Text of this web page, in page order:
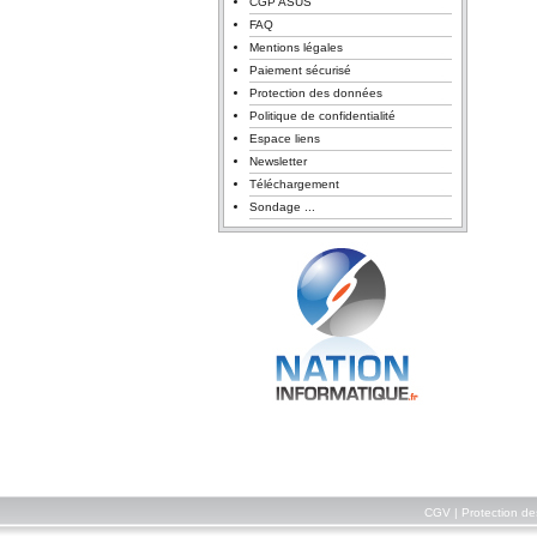
FAQ
Mentions légales
Paiement sécurisé
Protection des données
Politique de confidentialité
Espace liens
Newsletter
Téléchargement
Sondage ...
CGV Protection